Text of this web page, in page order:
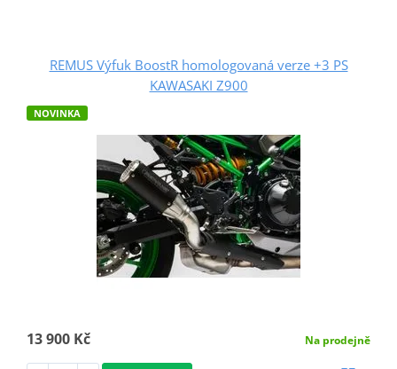
REMUS Výfuk BoostR homologovaná verze +3 PS
KAWASAKI Z900
NOVINKA
13 900 Kč Na prodejně